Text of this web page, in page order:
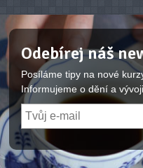
Odebírej náš
Posíláme tipy na nové
Informujeme o dění a